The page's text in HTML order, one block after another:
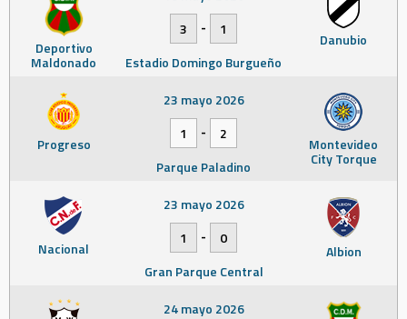
Deportivo
Maldonado
Danubio
3
-
1
Estadio Domingo Burgueño
Progreso Montevideo
City Torque
23 mayo 2026
1
-
2
Parque Paladino
Nacional Albion
23 mayo 2026
1
-
0
Gran Parque Central
24 mayo 2026